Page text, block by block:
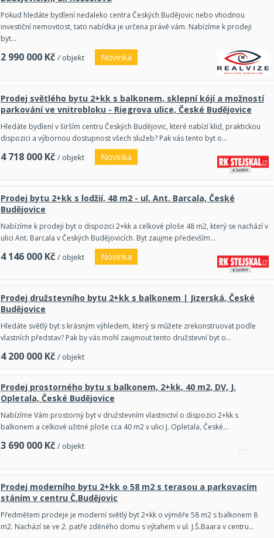
Pokud hledáte bydlení nedaleko centra Českých Budějovic nebo vhodnou
investiční nemovitost, tato nabídka je určena právě vám. Nabízíme k prodeji
byt…
2 990 000 Kč / objekt Novinka
Prodej světlého bytu 2+kk s balkonem, sklepní kójí a možností
parkování ve vnitrobloku - Riegrova ulice, České Budějovice
Hledáte bydlení v širším centru Českých Budějovic, které nabízí klid, praktickou
dispozici a výbornou dostupnost všech služeb? Pak vás tento byt o…
4 718 000 Kč / objekt Novinka
Prodej bytu 2+kk s lodžií, 48 m2 - ul. Ant. Barcala, České
Budějovice
Nabízíme k prodeji byt o dispozici 2+kk a celkové ploše 48 m2, který se nachází v
ulici Ant. Barcala v Českých Budějovicích. Byt zaujme především…
4 146 000 Kč / objekt Novinka
Prodej družstevního bytu 2+kk s balkonem | Jizerská, České
Budějovice
Hledáte světlý byt s krásným výhledem, který si můžete zrekonstruovat podle
vlastních představ? Pak by vás mohl zaujmout tento družstevní byt o…
4 200 000 Kč / objekt
Prodej prostorného bytu s balkonem, 2+kk, 40 m2, DV, J.
Opletala, České Budějovice
Nabízíme Vám prostorný byt v družstevním vlastnictví o dispozici 2+kk s
balkonem a celkové užitné ploše cca 40 m2 v ulici J. Opletala, České…
3 690 000 Kč / objekt
Prodej moderního bytu 2+kk o 58 m2 s terasou a parkovacím
stáním v centru Č.Budějovic
Předmětem prodeje je moderní světlý byt 2+kk o výměře 58 m2 s balkonem 8
m2. Nachází se ve 2. patře zděného domu s výtahem v ul. J.Š.Baara v centru…